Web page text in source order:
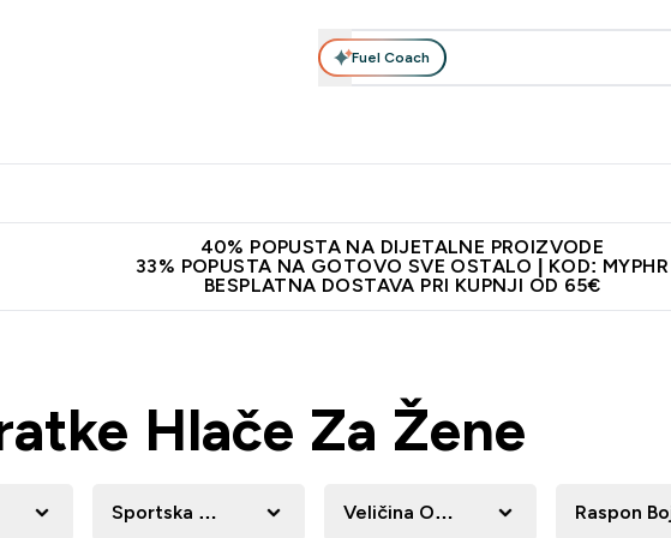
Fuel Coach
40% POPUSTA NA DIJETALNE PROIZVODE
33% POPUSTA NA GOTOVO SVE OSTALO | KOD: MYPHR
BESPLATNA DOSTAVA PRI KUPNJI OD 65€
Hlače Za Žene
Sportska Odjeća Veličina Odjeće Raspon